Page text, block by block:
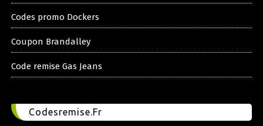
Codes promo Dockers
Coupon Brandalley
Code remise Gas Jeans
Codesremise.Fr